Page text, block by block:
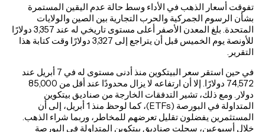
تفوقت أسعار الذهب في الأداء وسط حالة عدم اليقين المستمرة
بشأن الرسوم الجمركية والحرب التجارية بين الصين والولايات
المتحدة. بلغ المعدن الأصفر أعلى مستوى تاريخي له عند 3,357 دولارًا
للأونصة يوم الخميس قبل أن يتراجع إلى 3,327 دولارًا وقت كتابة هذا
التقرير.
في حين استقر سعر البيتكوين منذ أدنى مستوى له في 7 أبريل عند
74,572 دولارًا. إلا أن ارتفاعه لا يزال محدودًا عند أقل من 85,000
دولار. ومع ذلك، تشير التدفقات الخارجة من صناديق بيتكوين
المتداولة في البورصة (ETFs)، كما لوحظ منذ 1 أبريل، إلى أن
المستثمرين يفضلون تقليل تعرضهم للمخاطر، وربما شراء الذهب.
خلال أسبوعين، سجلت صناديق بيتكوين المتداولة في البورصة